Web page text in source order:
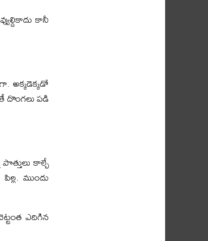
కానీ
అక్కడెక్కడో
దొంగలు పడి
కాల్చే
ముందు
ఎదిగిన